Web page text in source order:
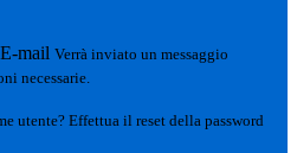
E-mail Verrà inviato un messaggio
necessarie.
utente? Effettua il reset della password